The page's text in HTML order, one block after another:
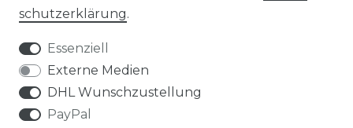
Widerrufs­recht
schutz­erklärung.
Essenziell
Externe Medien
DHL Wunschzustellung
PayPal